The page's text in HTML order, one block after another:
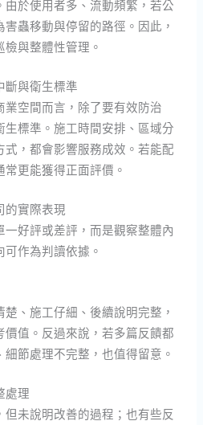
於使用者多、流動頻繁，若公
蟲移動與停留的路徑。因此，
與整體性管理。
斷與衛生標準
空間而言，除了要有效防治
標準。施工時間安排、區域分
，都會影響服務成效。若能配
更能獲得正面評價。
的實際表現
好評或差評，而是觀察整體內
作為判讀依據。
、施工仔細、後續說明完整，
值。反過來說，若多篇反饋都
節處理不完整，也值得留意。
處理
未說明改善的過程；也有些反